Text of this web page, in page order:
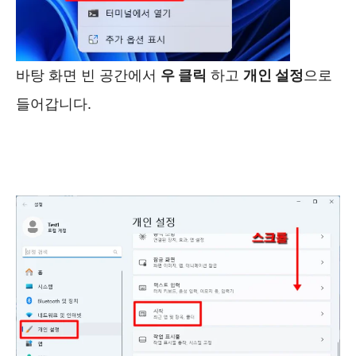
바탕 화면 빈 공간에서 우 클릭 하고 개인 설정 으로
들어갑니다.